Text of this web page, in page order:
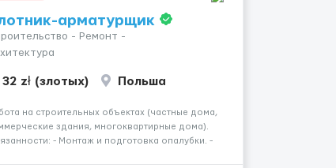
арматурщик
- Ремонт -
32 zł (злотых) Польша
на строительных объектах (частные дома,
здания, многоквартирные дома).
- Монтаж и подготовка опалубки. -